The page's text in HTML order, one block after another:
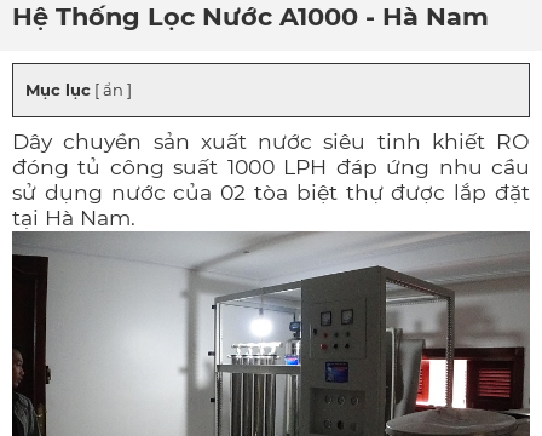
Hệ Thống Lọc Nước A1000 - Hà Nam
Mục lục [ ẩn ]
Dây chuyền sản xuất nước siêu tinh khiết RO
đóng tủ công suất 1000 LPH đáp ứng nhu cầu
sử dụng nước của 02 tòa biệt thự được lắp đặt
tại Hà Nam.